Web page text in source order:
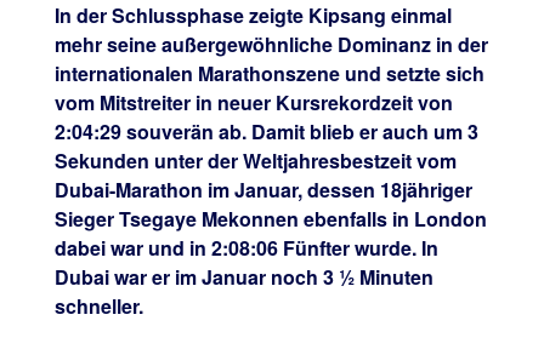
In der Schlussphase zeigte Kipsang einmal
mehr seine außergewöhnliche Dominanz in der
internationalen Marathonszene und setzte sich
vom Mitstreiter in neuer Kursrekordzeit von
2:04:29 souverän ab. Damit blieb er auch um 3
Sekunden unter der Weltjahresbestzeit vom
Dubai-Marathon im Januar, dessen 18jähriger
Sieger Tsegaye Mekonnen ebenfalls in London
dabei war und in 2:08:06 Fünfter wurde. In
Dubai war er im Januar noch 3 ½ Minuten
schneller.